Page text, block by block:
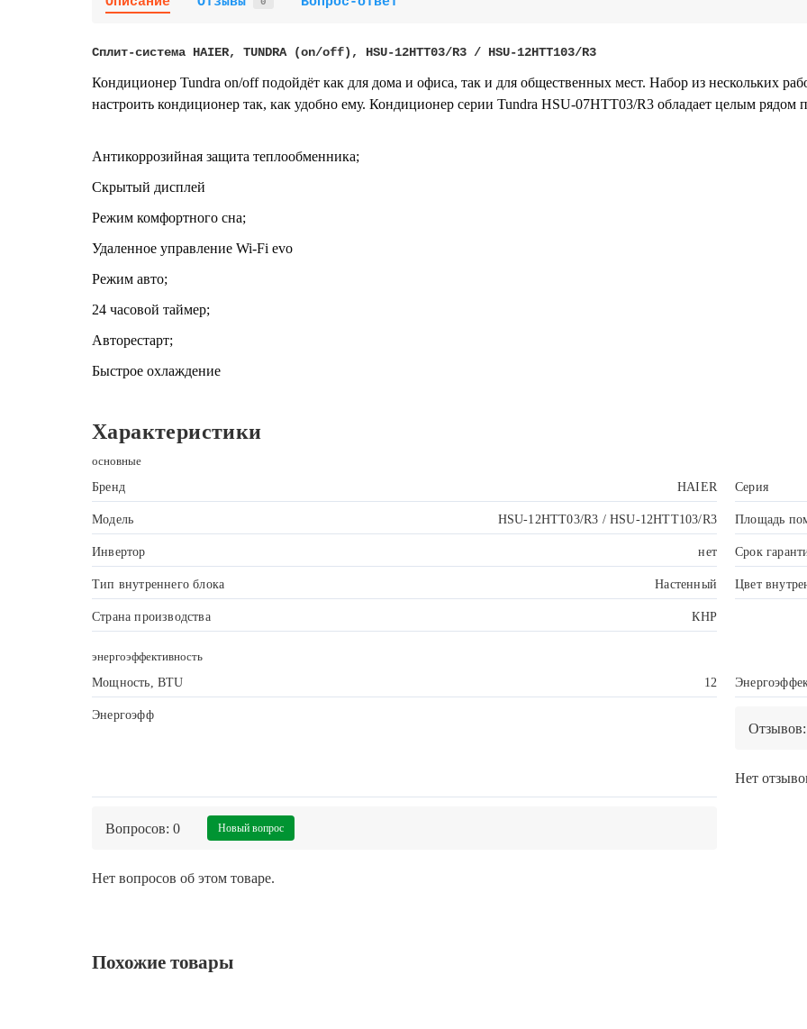
Сплит-система HAIER, TUNDRA (on/off), HSU-12HTT03/R3 / HSU-12HTT103/R3
Кондиционер Tundra on/off подойдёт как для дома и офиса, так и для общественных мест. Набор из нескольких
настроить кондиционер так, как удобно ему. Кондиционер серии Tundra HSU-07HTT03/R3 обладает целым рядом
Антикоррозийная защита теплообменника;
Скрытый дисплей
Режим комфортного сна;
Удаленное управление Wi-Fi evo
Режим авто;
24 часовой таймер;
Авторестарт;
Быстрое охлаждение
Характеристики
основные
Бренд HAIER Серия
Модель HSU-12HTT03/R3 / HSU-12HTT103/R3 Площадь
Инвертор нет Срок
Тип внутреннего блока Настенный Цвет
Страна производства КНР
энергоэффективность
Мощность, BTU 12
Энергоэфф
Нет
Вопросов: 0 Новый вопрос
Нет вопросов об этом товаре.
Похожие товары